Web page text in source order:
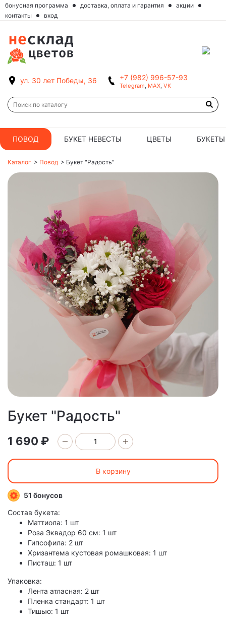
бонусная программа доставка, оплата и гарантия
акции
контакты
вход
ул. 30 лет Победы, 36 +7 (982) 996-57-93
Telegram, MAX, VK
ПОВОД БУКЕТ НЕВЕСТЫ ЦВЕТЫ БУКЕТЫ
Каталог > Повод > Букет "Радость"
Букет "Радость"
1 690 ₽
В корзину
51 бонусов
Состав букета:
Маттиола: 1 шт
Роза Эквадор 60 см: 1 шт
Гипсофила: 2 шт
Хризантема кустовая ромашковая: 1 шт
Писташ: 1 шт
Упаковка:
Лента атласная: 2 шт
Пленка стандарт: 1 шт
Тишью: 1 шт